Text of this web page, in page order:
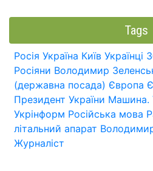
Tags
Росія Україна Київ Українці
Росіяни Володимир
(державна посада) Європа
Президент України Машина.
Укрінформ Російська мова
літальний апарат
Журналіст